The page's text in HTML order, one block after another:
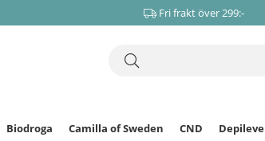
Fri frakt över 299:-
Biodroga Camilla of Sweden CND Depileve